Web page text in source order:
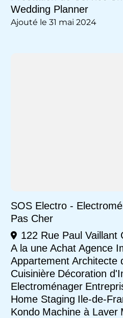
Wedding Planner
Ajouté le 31 mai 2024
SOS Electro -
Pas Cher
122 Rue Paul Vaillant
A la une Achat Agence
Appartement Architecte
Cuisinière Décoration
Electroménager
Home Staging Ile-de-
Kondo Machine à Laver